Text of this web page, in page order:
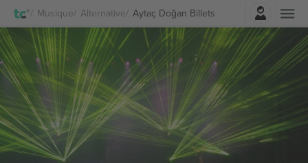
Musique Alternative Aytaç Doğan Billets
Connexion